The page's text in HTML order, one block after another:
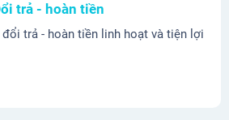
trả - hoàn tiền
trả - hoàn tiền linh hoạt và tiện lợi